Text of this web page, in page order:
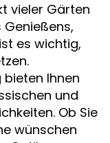
vieler Gärten
es wichtig,
Ihnen
und
Ob Sie
wünschen